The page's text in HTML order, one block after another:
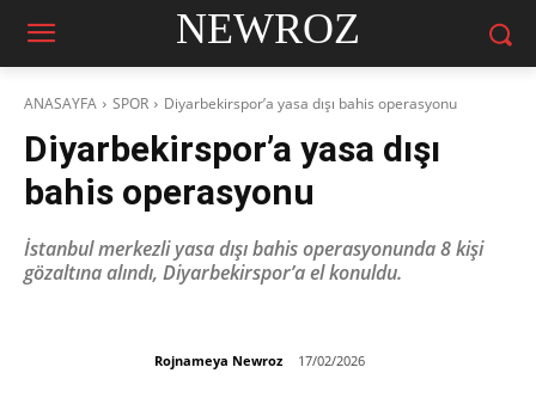
NEWROZ
ANASAYFA SPOR Diyarbekirspor’a yasa dışı bahis operasyonu
Diyarbekirspor’a yasa dışı
bahis operasyonu
İstanbul merkezli yasa dışı bahis operasyonunda 8 kişi
gözaltına alındı, Diyarbekirspor’a el konuldu.
Rojnameya Newroz 17/02/2026